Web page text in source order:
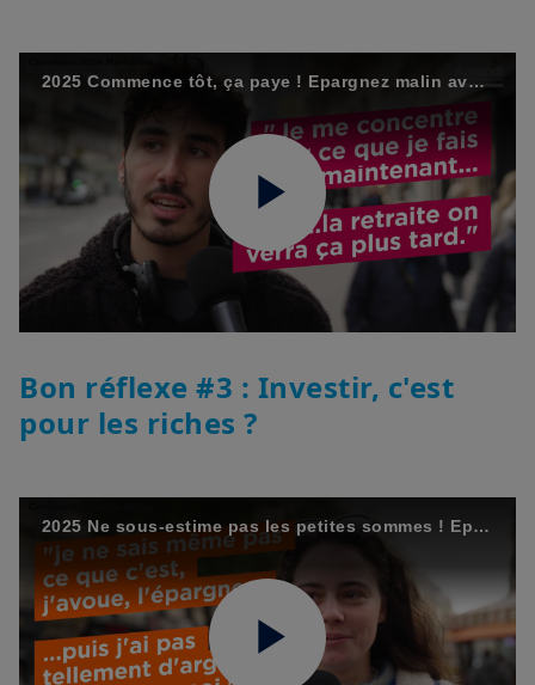
2025 Commence tôt, ça paye ! Epargnez malin avec Amundi - Episode 2/12
Play
Video
Bon réflexe #3 : Investir, c'est
pour les riches ?
2025 Ne sous-estime pas les petites sommes ! Epargnez malin avec Amundi - Episode 3/12